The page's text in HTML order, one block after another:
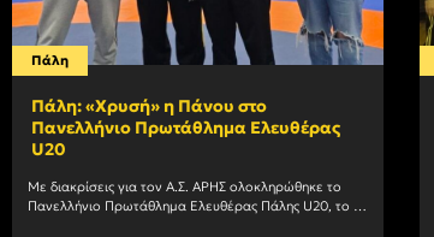
Πάλη
Πάλη: «Χρυσή» η Πάνου στο
Πανελλήνιο Πρωτάθλημα Ελευθέρας
U20
Με διακρίσεις για τον Α.Σ. ΑΡΗΣ ολοκληρώθηκε το
Πανελλήνιο Πρωτάθλημα Ελευθέρας Πάλης U20, το